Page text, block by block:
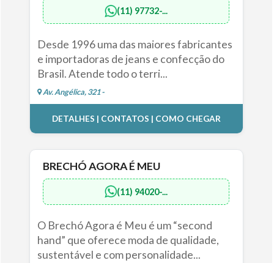
(11) 97732-...
Desde 1996 uma das maiores fabricantes
e importadoras de jeans e confecção do
Brasil. Atende todo o terri...
Av. Angélica, 321 -
DETALHES | CONTATOS | COMO CHEGAR
BRECHÓ AGORA É MEU
(11) 94020-...
O Brechó Agora é Meu é um “second
hand” que oferece moda de qualidade,
sustentável e com personalidade...